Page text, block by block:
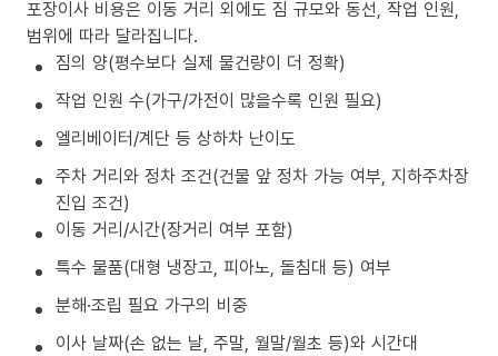
포장이사 비용은 이동 거리 외에도 짐 규모와 동선, 작업 인원,
범위에 따라 달라집니다.
짐의 양(평수보다 실제 물건량이 더 정확)
작업 인원 수(가구/가전이 많을수록 인원 필요)
엘리베이터/계단 등 상하차 난이도
주차 거리와 정차 조건(건물 앞 정차 가능 여부, 지하주차장
진입 조건)
이동 거리/시간(장거리 여부 포함)
특수 물품(대형 냉장고, 피아노, 돌침대 등) 여부
분해·조립 필요 가구의 비중
이사 날짜(손 없는 날, 주말, 월말/월초 등)와 시간대